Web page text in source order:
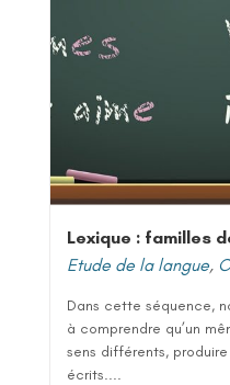
Lexique : familles
Etude de la langue,
Dans cette séquence,
à comprendre qu’un
sens différents,
écrits....